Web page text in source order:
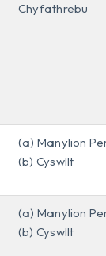
Chyfathrebu
(a) Manylion
(b) Cyswllt
(a) Manylion
(b) Cyswllt